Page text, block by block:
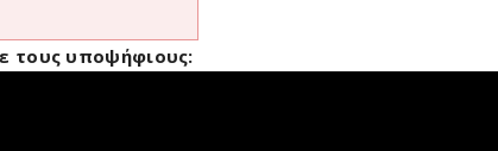
τους υποψήφιους: